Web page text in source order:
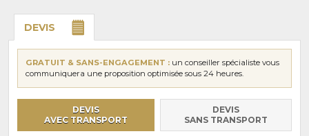
DEVIS
GRATUIT & SANS-ENGAGEMENT : un conseiller spécialiste vous
communiquera une proposition optimisée sous 24 heures.
DEVIS
AVEC TRANSPORT
DEVIS
SANS TRANSPORT